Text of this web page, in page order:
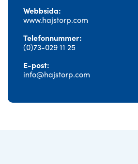
Webbsida
www.hajstorp.com
Telefonnummer
(0)73-029 11 25
E-post
info@hajstorp.com